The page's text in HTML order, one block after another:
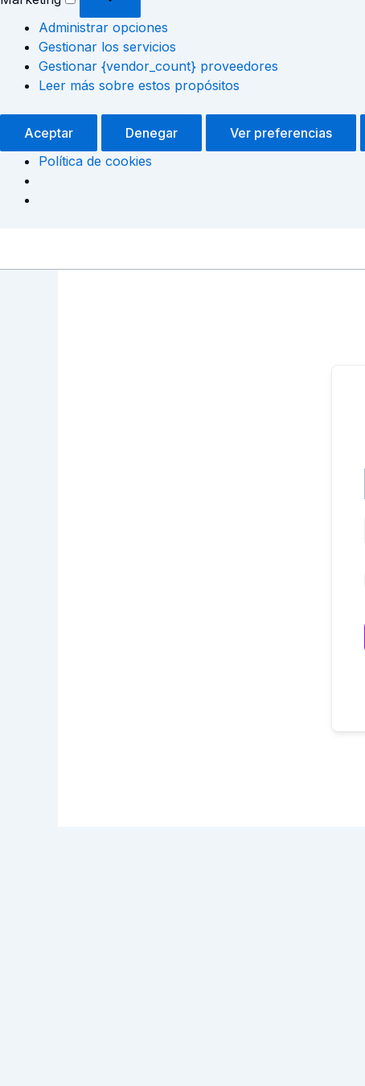
Administrar opciones
Gestionar los servicios
Gestionar {vendor_count} proveedores
Leer más sobre estos propósitos
Aceptar Denegar Ver preferencias
Política de cookies